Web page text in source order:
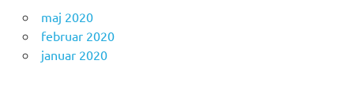
maj 2020
februar 2020
januar 2020